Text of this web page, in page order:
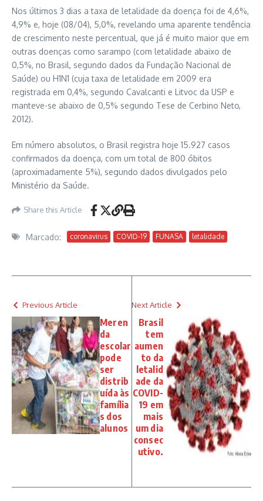
Nos últimos 3 dias a taxa de letalidade da doença foi de 4,6%,
4,9% e, hoje (08/04), 5,0%, revelando uma aparente tendência
de crescimento neste percentual, que já é muito maior que em
outras doenças como sarampo (com letalidade abaixo de
0,5%, no Brasil, segundo dados da Fundação Nacional de
Saúde) ou H1N1 (cuja taxa de letalidade em 2009 era
registrada em 0,4%, segundo Cavalcanti e Litvoc da USP e
manteve-se abaixo de 0,5% segundo Tese de Cerbino Neto,
2012).
Em número absolutos, o Brasil registra hoje 15.927 casos
confirmados da doença, com um total de 800 óbitos
(aproximadamente 5%), segundo dados divulgados pelo
Ministério da Saúde.
Share this Article
Marcado: coronavirus COVID-19 FUNASA letalidade
Previous Article
Meren
da
escolar
pode
ser
distrib
uída às
família
s dos
alunos
Next Article
Brasil
tem
aumen
to da
letalid
ade da
COVID-
19 em
mais
um dia
consec
utivo.